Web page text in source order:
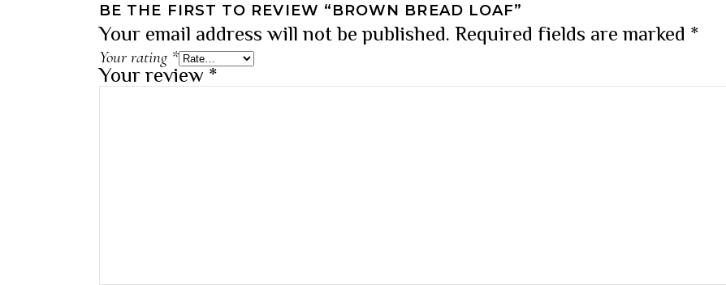
BE THE FIRST TO REVIEW “BROWN BREAD LOAF”
Your email address will not be published.Required fields are marked *
Your rating *
Your review*